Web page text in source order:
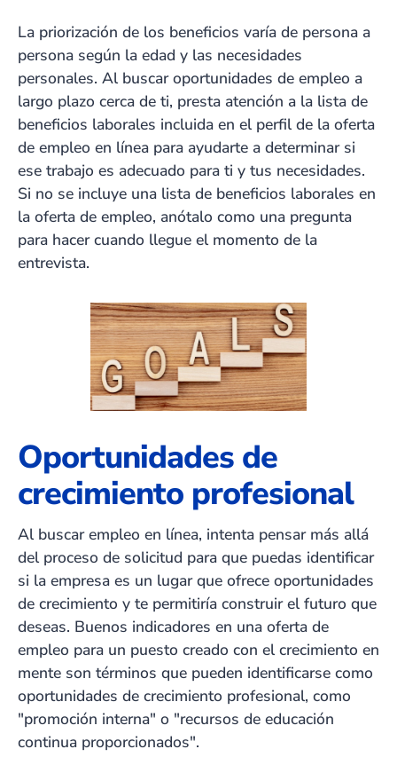
La priorización de los beneficios varía de persona a
persona según la edad y las necesidades
personales. Al buscar oportunidades de empleo a
largo plazo cerca de ti, presta atención a la lista de
beneficios laborales incluida en el perfil de la oferta
de empleo en línea para ayudarte a determinar si
ese trabajo es adecuado para ti y tus necesidades.
Si no se incluye una lista de beneficios laborales en
la oferta de empleo, anótalo como una pregunta
para hacer cuando llegue el momento de la
entrevista.
Oportunidades de
crecimiento profesional
Al buscar empleo en línea, intenta pensar más allá
del proceso de solicitud para que puedas identificar
si la empresa es un lugar que ofrece oportunidades
de crecimiento y te permitiría construir el futuro que
deseas. Buenos indicadores en una oferta de
empleo para un puesto creado con el crecimiento en
mente son términos que pueden identificarse como
oportunidades de crecimiento profesional, como
"promoción interna" o "recursos de educación
continua proporcionados".